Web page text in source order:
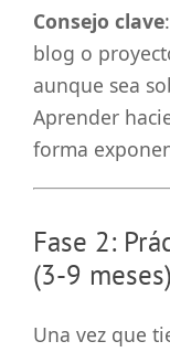
Consejo clave
blog o
aunque sea
Aprender
forma
Fase 2:
(3-9 meses)
Una vez que